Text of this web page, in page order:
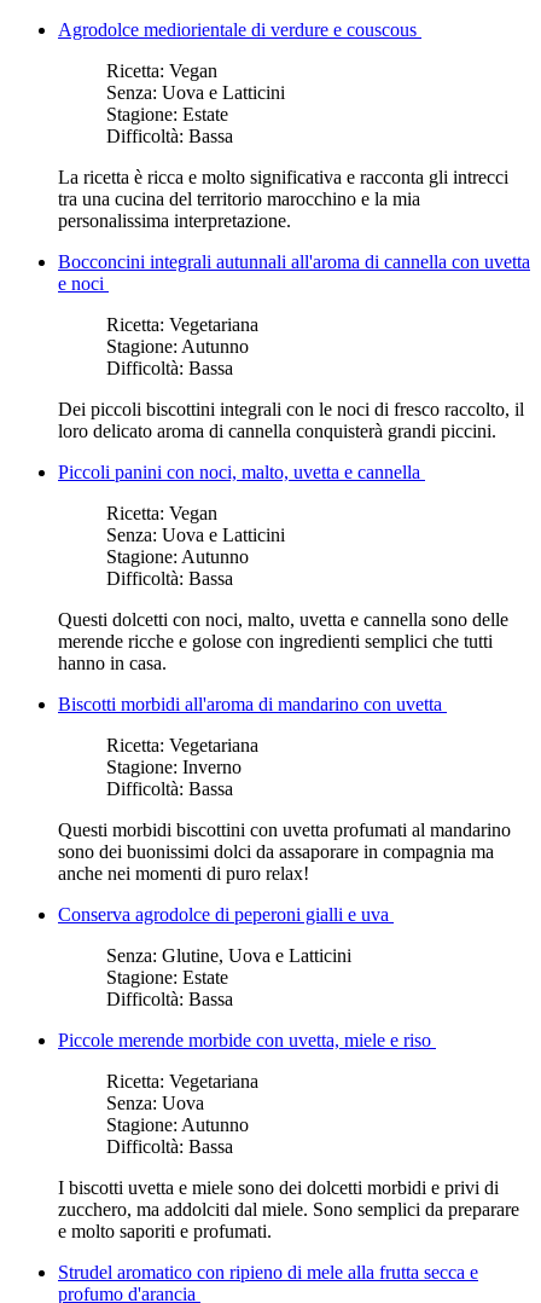
Agrodolce mediorientale di verdure e couscous
Ricetta: Vegan
Senza: Uova e Latticini
Stagione: Estate
Difficoltà: Bassa
La ricetta è ricca e molto significativa e racconta gli intrecci
tra una cucina del territorio marocchino e la mia
personalissima interpretazione.
Bocconcini integrali autunnali all'aroma di cannella con uvetta
e noci
Ricetta: Vegetariana
Stagione: Autunno
Difficoltà: Bassa
Dei piccoli biscottini integrali con le noci di fresco raccolto, il
loro delicato aroma di cannella conquisterà grandi piccini.
Piccoli panini con noci, malto, uvetta e cannella
Ricetta: Vegan
Senza: Uova e Latticini
Stagione: Autunno
Difficoltà: Bassa
Questi dolcetti con noci, malto, uvetta e cannella sono delle
merende ricche e golose con ingredienti semplici che tutti
hanno in casa.
Biscotti morbidi all'aroma di mandarino con uvetta
Ricetta: Vegetariana
Stagione: Inverno
Difficoltà: Bassa
Questi morbidi biscottini con uvetta profumati al mandarino
sono dei buonissimi dolci da assaporare in compagnia ma
anche nei momenti di puro relax!
Conserva agrodolce di peperoni gialli e uva
Senza: Glutine, Uova e Latticini
Stagione: Estate
Difficoltà: Bassa
Piccole merende morbide con uvetta, miele e riso
Ricetta: Vegetariana
Senza: Uova
Stagione: Autunno
Difficoltà: Bassa
I biscotti uvetta e miele sono dei dolcetti morbidi e privi di
zucchero, ma addolciti dal miele. Sono semplici da preparare
e molto saporiti e profumati.
Strudel aromatico con ripieno di mele alla frutta secca e
profumo d'arancia